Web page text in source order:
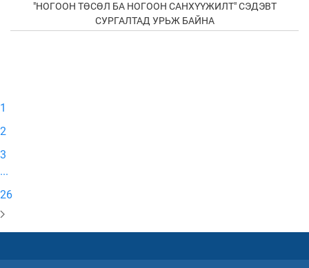
"НОГООН ТӨСӨЛ БА НОГООН САНХҮҮЖИЛТ" СЭДЭВТ
СУРГАЛТАД УРЬЖ БАЙНА
1
2
3
...
26